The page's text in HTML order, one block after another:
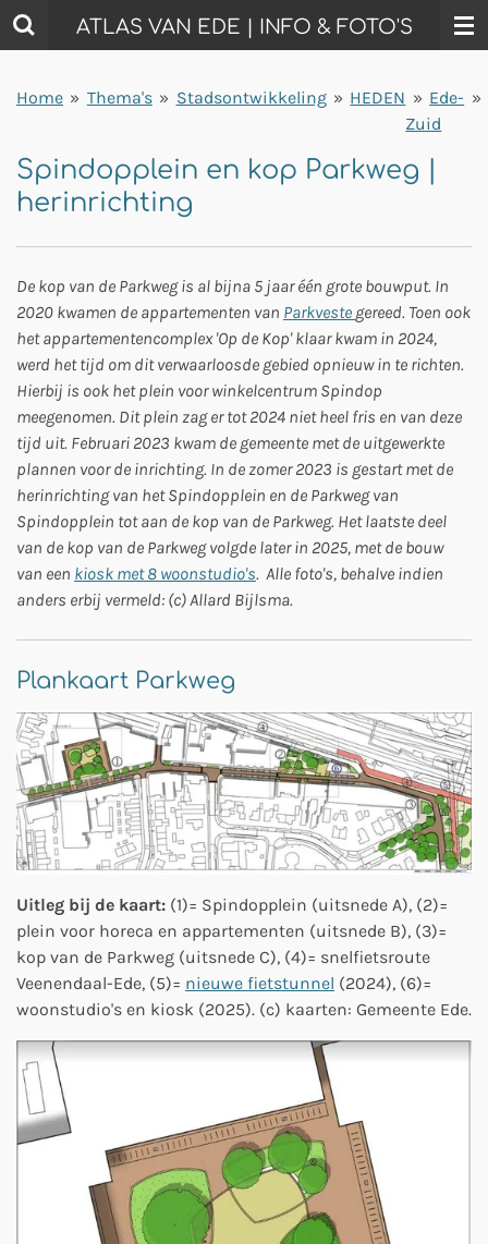
Ga
direct
de
ATLAS VAN EDE | INFO & FOTO'S
Home » Thema's » Stadsontwikkeling » HEDEN » Ede-
Zuid
»
Spindopplein en kop Parkweg |
herinrichting
De kop van de Parkweg is al bijna 5 jaar één grote bouwput. In
2020 kwamen de appartementen van Parkveste gereed. Toen ook
het appartementencomplex 'Op de Kop' klaar kwam in 2024,
werd het tijd om dit verwaarloosde gebied opnieuw in te richten.
Hierbij is ook het plein voor winkelcentrum Spindop
meegenomen. Dit plein zag er tot 2024 niet heel fris en van deze
tijd uit. Februari 2023 kwam de gemeente met de uitgewerkte
plannen voor de inrichting. In de zomer 2023 is gestart met de
herinrichting van het Spindopplein en de Parkweg van
Spindopplein tot aan de kop van de Parkweg. Het laatste deel
van de kop van de Parkweg volgde later in 2025, met de bouw
van een kiosk met 8 woonstudio's. Alle foto's, behalve indien
anders erbij vermeld: (c) Allard Bijlsma.
Plankaart Parkweg
Uitleg bij de kaart: (1)= Spindopplein (uitsnede A), (2)=
plein voor horeca en appartementen (uitsnede B), (3)=
kop van de Parkweg (uitsnede C), (4)= snelfietsroute
Veenendaal-Ede, (5)= nieuwe fietstunnel (2024), (6)=
woonstudio's en kiosk (2025). (c) kaarten: Gemeente Ede.